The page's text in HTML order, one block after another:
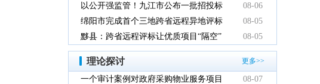
推动政府采购提质增效
以公开强监管！九江市公布一批招投标
领域系统整治典型案例
08-06
绵阳市完成首个三地跨省远程异地评标
项目
08-05
黟县：跨省远程评标让优质项目“隔空”
落地
08-05
理论探讨 更多>>
一个审计案例对政府采购物业服务项目
08-07